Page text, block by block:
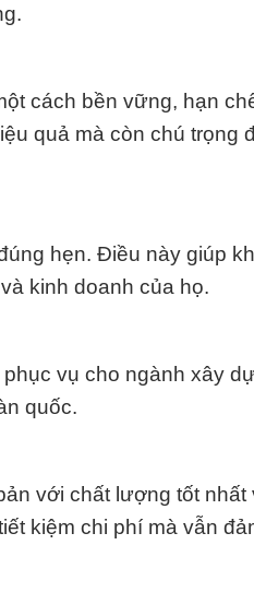
cách bền vững, hạn
quả mà còn chú trọng
hẹn. Điều này giúp
kinh doanh của họ.
vụ cho ngành xây
quốc.
với chất lượng tốt nhất
kiệm chi phí mà vẫn